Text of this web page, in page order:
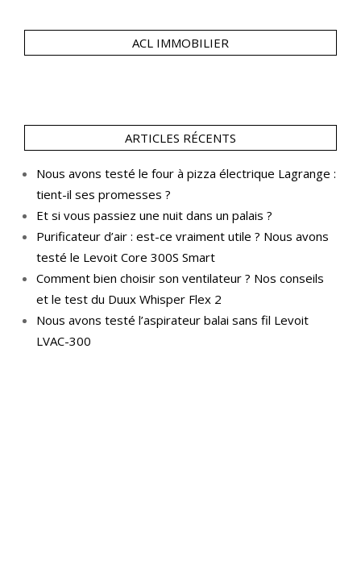
ACL IMMOBILIER
ARTICLES RÉCENTS
Nous avons testé le four à pizza électrique Lagrange :
tient-il ses promesses ?
Et si vous passiez une nuit dans un palais ?
Purificateur d’air : est-ce vraiment utile ? Nous avons
testé le Levoit Core 300S Smart
Comment bien choisir son ventilateur ? Nos conseils
et le test du Duux Whisper Flex 2
Nous avons testé l’aspirateur balai sans fil Levoit
LVAC-300